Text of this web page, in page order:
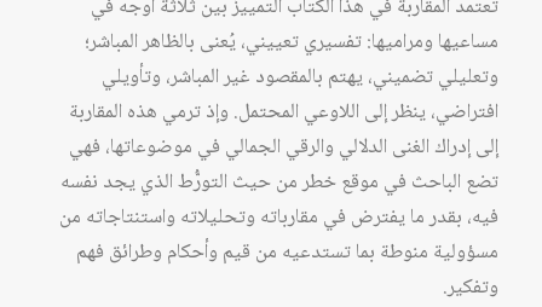
تعتمد المقاربة في هذا الكتاب التمييزَ بين ثلاثة أوجه في
مساعيها ومراميها: تفسيري تعييني، يُعنى بالظاهر المباشر؛
وتعليلي تضميني، يهتم بالمقصود غير المباشر، وتأويلي
افتراضي، ينظر إلى اللاوعي المحتمل. وإذ ترمي هذه المقاربة
إلى إدراك الغنى الدلالي والرقي الجمالي في موضوعاتها، فهي
تضع الباحث في موقع خطر من حيث التورُّط الذي يجد نفسه
فيه، بقدر ما يفترض في مقارباته وتحليلاته واستنتاجاته من
مسؤولية منوطة بما تستدعيه من قيم وأحكام وطرائق فهم
وتفكير.